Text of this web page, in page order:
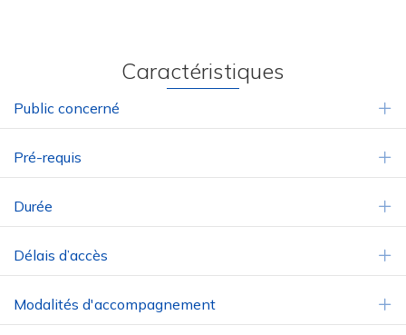
Caractéristiques
Public concerné
Pré-requis
Durée
Délais d’accès
Modalités d'accompagnement